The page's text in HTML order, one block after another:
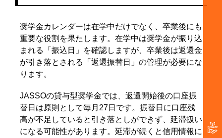
奨学金カレンダーは在学中だけでなく、卒業後にも
重要な役割を果たします。在学中は奨学金が振り込
まれる「振込日」を確認しますが、卒業後は返還金
が引き落とされる「返還振替日」の管理が必要にな
ります。
JASSOの貸与型奨学金では、返還開始後の口座振
替日は原則として毎月27日です。振替日に口座残
高が不足していると引き落としができず、延滞扱い
になる可能性があります。延滞が続くと信用情報に